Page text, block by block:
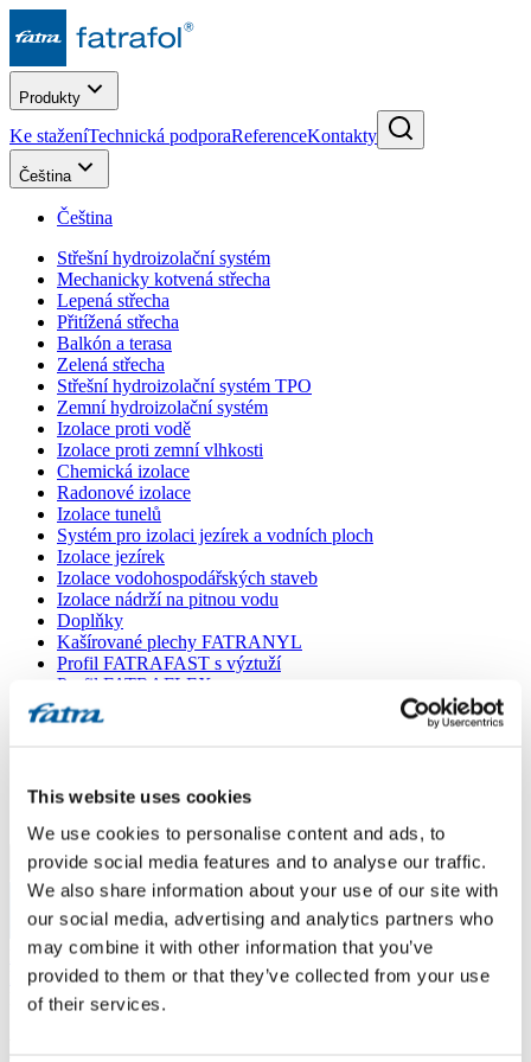
This website uses cookies
We use cookies to personalise content and ads, to
provide social media features and to analyse our traffic.
We also share information about your use of our site with
our social media, advertising and analytics partners who
may combine it with other information that you’ve
provided to them or that they’ve collected from your use
of their services.
Produkty
Ke staženíTechnická podporaReferenceKontakty
Čeština
Čeština
Střešní hydroizolační systém
Mechanicky kotvená střecha
Lepená střecha
Přitížená střecha
Balkón a terasa
Zelená střecha
Střešní hydroizolační systém TPO
Zemní hydroizolační systém
Izolace proti vodě
Izolace proti zemní vlhkosti
Chemická izolace
Radonové izolace
Izolace tunelů
Systém pro izolaci jezírek a vodních ploch
Izolace jezírek
Izolace vodohospodářských staveb
Izolace nádrží na pitnou vodu
Doplňky
Kašírované plechy FATRANYL
Profil FATRAFAST s výztuží
Profil FATRAFLEX
Dlaždice FATRAFOL WALK 600
Parozábrana a tepelná izolace
Ostatní doplňky
Menu
Domů/
Poradna/
Detail okapnice